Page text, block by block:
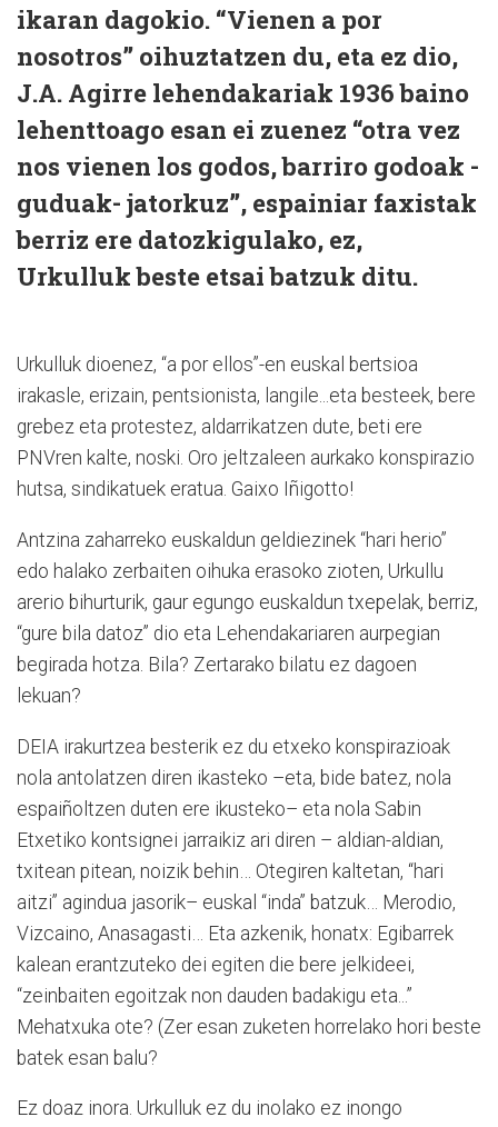
ikaran dagokio. “Vienen a por
nosotros” oihuztatzen du, eta ez dio,
J.A. Agirre lehendakariak 1936 baino
lehenttoago esan ei zuenez “otra vez
nos vienen los godos, barriro godoak -
guduak- jatorkuz”, espainiar faxistak
berriz ere datozkigulako, ez,
Urkulluk beste etsai batzuk ditu.
Urkulluk dioenez, “a por ellos”-en euskal bertsioa
irakasle, erizain, pentsionista, langile...eta besteek, bere
grebez eta protestez, aldarrikatzen dute, beti ere
PNVren kalte, noski. Oro jeltzaleen aurkako konspirazio
hutsa, sindikatuek eratua. Gaixo Iñigotto!
Antzina zaharreko euskaldun geldiezinek “hari herio”
edo halako zerbaiten oihuka erasoko zioten, Urkullu
arerio bihurturik, gaur egungo euskaldun txepelak, berriz,
“gure bila datoz” dio eta Lehendakariaren aurpegian
begirada hotza. Bila? Zertarako bilatu ez dagoen
lekuan?
DEIA irakurtzea besterik ez du etxeko konspirazioak
nola antolatzen diren ikasteko –eta, bide batez, nola
espaiñoltzen duten ere ikusteko– eta nola Sabin
Etxetiko kontsignei jarraikiz ari diren – aldian-aldian,
txitean pitean, noizik behin… Otegiren kaltetan, “hari
aitzi” agindua jasorik– euskal “inda” batzuk… Merodio,
Vizcaino, Anasagasti… Eta azkenik, honatx: Egibarrek
kalean erantzuteko dei egiten die bere jelkideei,
“zeinbaiten egoitzak non dauden badakigu eta...”
Mehatxuka ote? (Zer esan zuketen horrelako hori beste
batek esan balu?
Ez doaz inora. Urkulluk ez du inolako ez inongo